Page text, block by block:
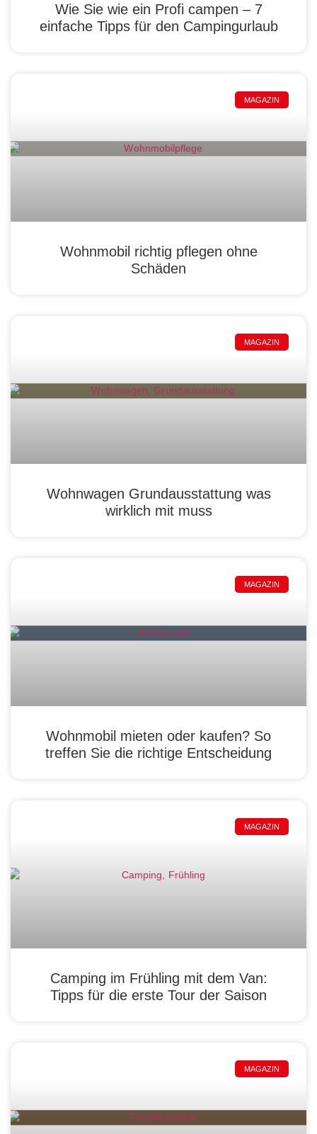
Wie Sie wie ein Profi campen – 7
einfache Tipps für den Campingurlaub
MAGAZIN
Wohnmobil richtig pflegen ohne
Schäden
MAGAZIN
Wohnwagen Grundausstattung was
wirklich mit muss
MAGAZIN
Wohnmobil mieten oder kaufen? So
treffen Sie die richtige Entscheidung
MAGAZIN
Camping im Frühling mit dem Van:
Tipps für die erste Tour der Saison
MAGAZIN